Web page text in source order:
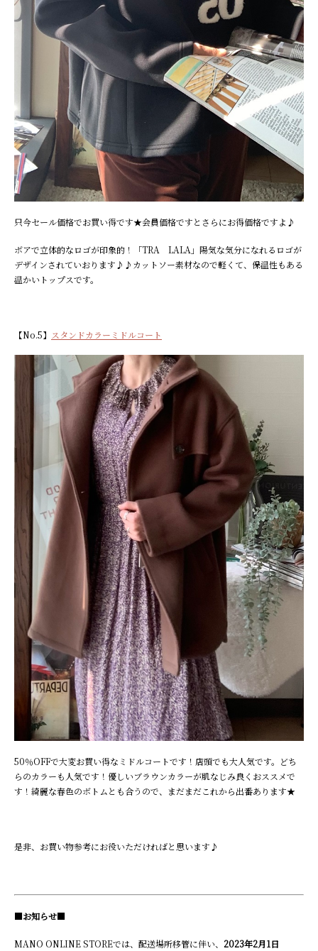
只今セール価格でお買い得です★会員価格ですとさらにお得価格ですよ♪
ボアで立体的なロゴが印象的！「TRA LALA」陽気な気分になれるロゴが
デザインされていおります♪♪カットソー素材なので軽くて、保温性もある
温かいトップスです。
【No.5】 スタンドカラーミドルコート
50％OFFで大変お買い得なミドルコートです！店頭でも大人気です。どち
らのカラーも人気です！優しいブラウンカラーが肌なじみ良くおススメで
す！綺麗な春色のボトムとも合うので、まだまだこれから出番あります★
是非、お買い物参考にお役いただければと思います♪
■お知らせ■
MANO ONLINE STOREでは、配送場所移管に伴い、 2023年2月1日